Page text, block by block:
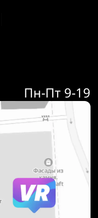
Пн-Пт 9-19